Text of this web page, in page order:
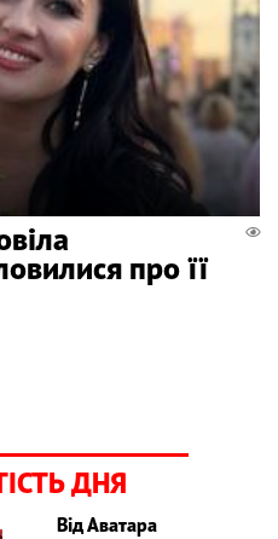
про її
ДНЯ
Від Аватара